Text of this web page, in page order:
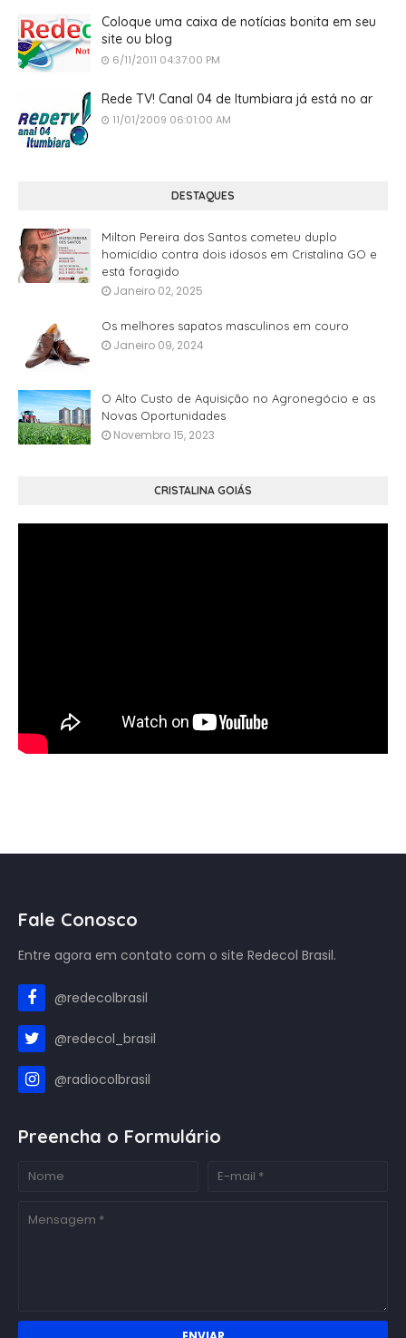
Coloque uma caixa de notícias bonita em seu
site ou blog
6/11/2011 04:37:00 PM
Rede TV! Canal 04 de Itumbiara já está no ar
11/01/2009 06:01:00 AM
DESTAQUES
Milton Pereira dos Santos cometeu duplo
homicídio contra dois idosos em Cristalina GO e
está foragido
Janeiro 02, 2025
Os melhores sapatos masculinos em couro
Janeiro 09, 2024
O Alto Custo de Aquisição no Agronegócio e as
Novas Oportunidades
Novembro 15, 2023
CRISTALINA GOIÁS
Fale Conosco
Entre agora em contato com o site Redecol Brasil.
@redecolbrasil
@redecol_brasil
@radiocolbrasil
Preencha o Formulário